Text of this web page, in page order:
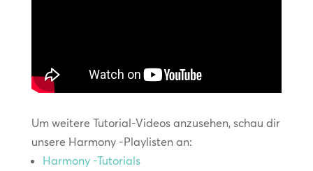
Um weitere Tutorial-Videos anzusehen, schau dir
unsere Harmony -Playlisten an:
Harmony -Tutorials